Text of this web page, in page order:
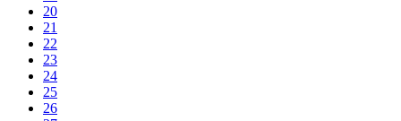
20
21
22
23
24
25
26